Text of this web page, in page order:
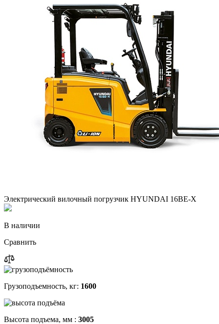
Электрический вилочный погрузчик HYUNDAI 16BE-X
В наличии
Сравнить
Грузоподъемность, кг: 1600
Высота подъема, мм : 3005